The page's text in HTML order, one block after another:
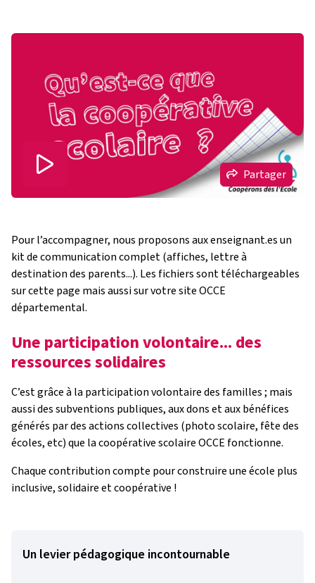
Partager
Pour l’accompagner, nous proposons aux enseignant.es un
kit de communication complet (affiches, lettre à
destination des parents...). Les fichiers sont téléchargeables
sur cette page mais aussi sur votre site OCCE
départemental.
Une participation volontaire... des
ressources solidaires
C’est grâce à la participation volontaire des familles ; mais
aussi des subventions publiques, aux dons et aux bénéfices
générés par des actions collectives (photo scolaire, fête des
écoles, etc) que la coopérative scolaire OCCE fonctionne.
Chaque contribution compte pour construire une école plus
inclusive, solidaire et coopérative !
Un levier pédagogique incontournable